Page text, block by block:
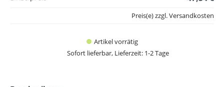
Artikel vorrätig
Sofort lieferbar, Lieferzeit: 1-2 Tage
Preis(e) zzgl. Versandkosten